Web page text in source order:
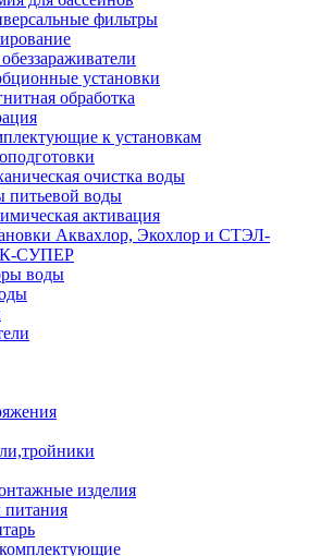
фильтры
установки
обработка
к установкам
очистка воды
питьевой воды
активация
Аквахлор, Экохлор и СТЭЛ-
СУПЕР
воды
изделия
питания